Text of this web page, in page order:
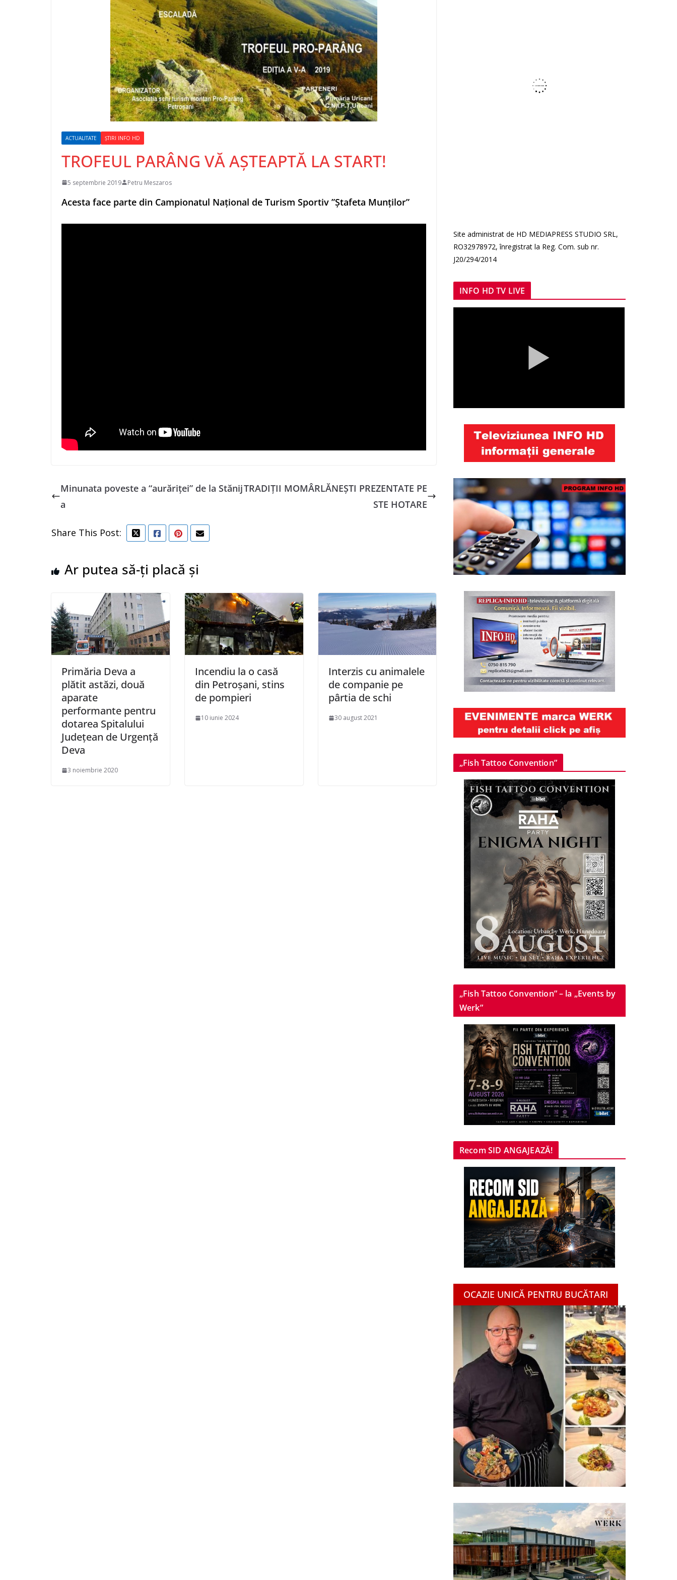
ACTUALITATE ȘTIRI INFO HD
TROFEUL PARÂNG VĂ AȘTEAPTĂ LA START!
5 septembrie 2019 Petru Meszaros
Acesta face parte din Campionatul Național de Turism Sportiv ”Ștafeta Munților”
Minunata poveste a “aurăriței” de la Stănij
a
TRADIȚII MOMÂRLĂNEȘTI PREZENTATE PE
STE HOTARE
Share This Post:
Ar putea să-ți placă și
Primăria Deva a
plătit astăzi, două
aparate
performante pentru
dotarea Spitalului
Județean de Urgență
Deva
3 noiembrie 2020
Incendiu la o casă
din Petroșani, stins
de pompieri
10 iunie 2024
Interzis cu animalele
de companie pe
pârtia de schi
30 august 2021
Site administrat de HD MEDIAPRESS STUDIO SRL,
RO32978972, înregistrat la Reg. Com. sub nr.
J20/294/2014
INFO HD TV LIVE
„Fish Tattoo Convention”
„Fish Tattoo Convention” – la „Events by
Werk”
Recom SID ANGAJEAZĂ!
OCAZIE UNICĂ PENTRU BUCĂTARI